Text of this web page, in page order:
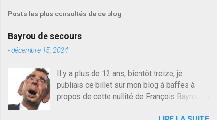
t
e
r
u
m
m
e
n
Posts les plus consultés de ce blog
Bayrou de secours
-décembre 15, 2024
Il y a plus de 12 ans, bientôt treize, je
publiais ce billet sur mon blog à baffes à
propos de cette nullité de François Bayrou. Il